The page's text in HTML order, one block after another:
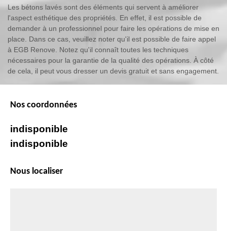
Les bétons lavés sont des éléments qui servent à améliorer
l'aspect esthétique des propriétés. En effet, il est possible de
demander à un professionnel pour faire les opérations de mise en
place. Dans ce cas, veuillez noter qu'il est possible de faire appel
à EGB Renove. Notez qu'il connaît toutes les techniques
nécessaires pour la garantie de la qualité des opérations. À côté
de cela, il peut vous dresser un devis gratuit et sans engagement.
Nos coordonnées
indisponible
indisponible
Nous localiser